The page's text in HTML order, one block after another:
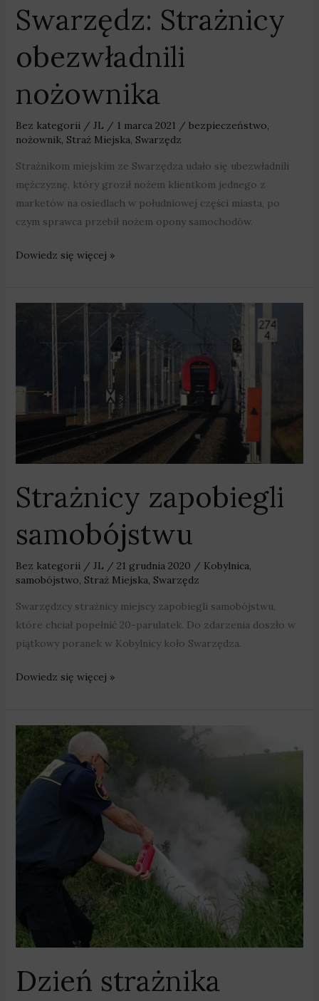
Swarzędz: Strażnicy
obezwładnili
nożownika
Bez kategorii / JL / 1 marca 2021 / bezpieczeństwo
nożownik, Straż Miejska Swarzędz
Strażnikom miejskim ze Swarzędza udało się ubezwładnili
mężczyznę, który groził nożem klientkom jednego z
marketów na osiedlach w południowej części miasta, po
czym sprawca przebił nożem opony samochodów.
Dowiedz się więcej »
Strażnicy zapobiegli
samobójstwu
Bez kategorii/ JL / 21 grudnia 2020 / Kobylnica,
samobójstwo, Straż Miejska, Swarzędz
Swarzędzcy strażnicy miejscy zapobiegli samobójstwu,
które chciał popełnić 20-parulatek. Do zdarzenia doszło w
piątkowy poranek w Kobylnicy koło Swarzędza.
Dowiedz się więcej »
Dzień strażnika
Dzień
strażnika